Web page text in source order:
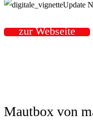
Update
zur Webseite
Mautbox von